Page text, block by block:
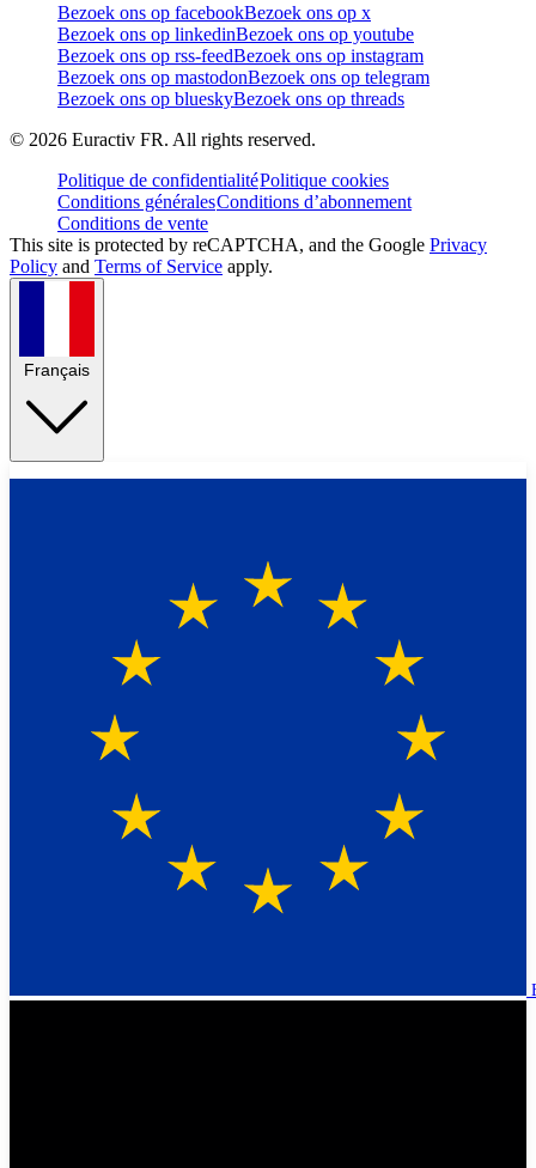
Bezoek ons op facebookBezoek ons op x
Bezoek ons op linkedinBezoek ons op youtube
Bezoek ons op rss-feedBezoek ons op instagram
Bezoek ons op mastodonBezoek ons op telegram
Bezoek ons op blueskyBezoek ons op threads
© 2026 Euractiv FR. All rights reserved.
Politique de confidentialitéPolitique cookies
Conditions généralesConditions d’abonnement
Conditions de vente
This site is protected by reCAPTCHA, and the Google Privacy
Policy and Terms of Service apply.
Français